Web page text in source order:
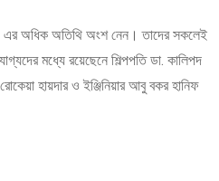
এর অধিক অতিথি অংশ নেন। তাদের সকলেই
মধ্যে রয়েছেনে শিল্পপতি ডা. কালিপদ
হায়দার ও ইঞ্জিনিয়ার আবু বকর হানিফ